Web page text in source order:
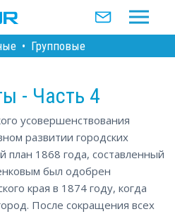
• Групповые
- Часть 4
усовершенствования
развитии городских
1868 года, составленный
был одобрен
края в 1874 году, когда
После сокращения всех